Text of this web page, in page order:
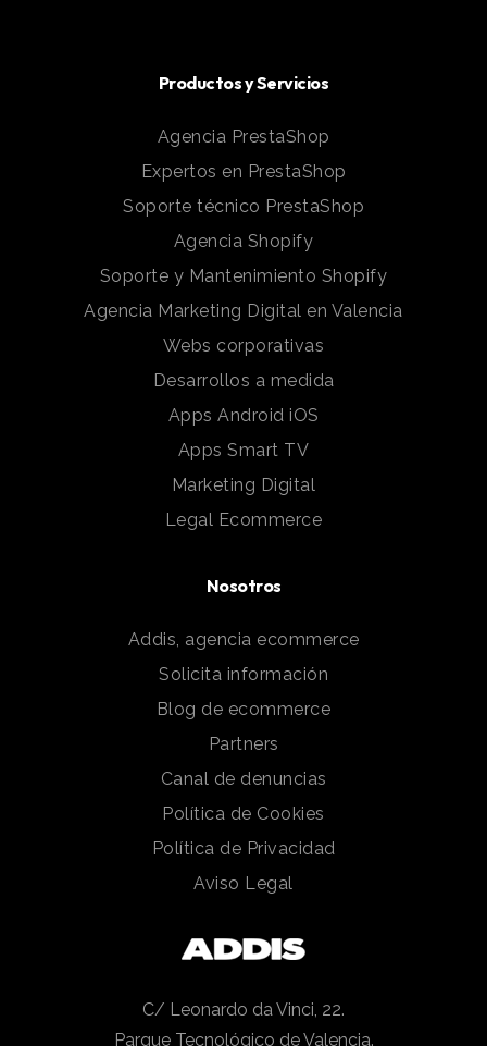
Productos y Servicios
Agencia PrestaShop
Expertos en PrestaShop
Soporte técnico PrestaShop
Agencia Shopify
Soporte y Mantenimiento Shopify
Agencia Marketing Digital en Valencia
Webs corporativas
Desarrollos a medida
Apps Android iOS
Apps Smart TV
Marketing Digital
Legal Ecommerce
Nosotros
Addis, agencia ecommerce
Solicita información
Blog de ecommerce
Partners
Canal de denuncias
Política de Cookies
Política de Privacidad
Aviso Legal
C/ Leonardo da Vinci, 22.
Parque Tecnológico de Valencia.